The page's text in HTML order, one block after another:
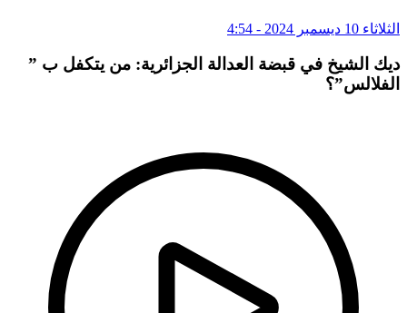
الثلاثاء 10 ديسمبر 2024 - 4:54
ديك الشيخ في قبضة العدالة الجزائرية: من يتكفل ب ”
الفلالس”؟